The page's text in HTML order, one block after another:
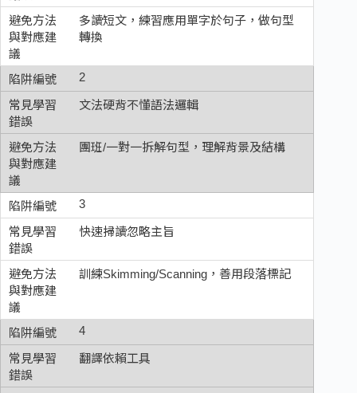
多讀短文，練習應用單字於句子，做句型
轉換
2
文法硬背不懂語法邏輯
團班/一對一拆解句型，理解背景及結構
3
快速掃讀忽略主旨
訓練Skimming/Scanning，善用段落標記
4
翻譯依賴工具